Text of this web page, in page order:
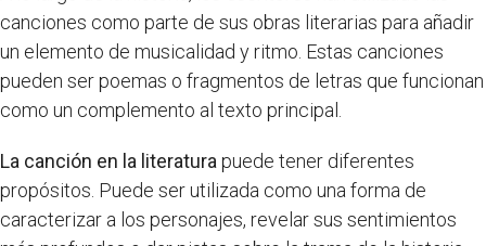
canciones como parte de sus obras literarias para añadir
un elemento de musicalidad y ritmo. Estas canciones
pueden ser poemas o fragmentos de letras que funcionan
como un complemento al texto principal.
La canción en la literatura puede tener diferentes
propósitos. Puede ser utilizada como una forma de
caracterizar a los personajes, revelar sus sentimientos